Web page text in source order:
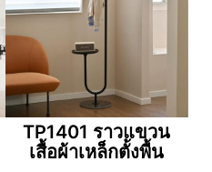
TP1401 ราวแขวน
เสื้อผ้าเหล็กตั้งพื้น